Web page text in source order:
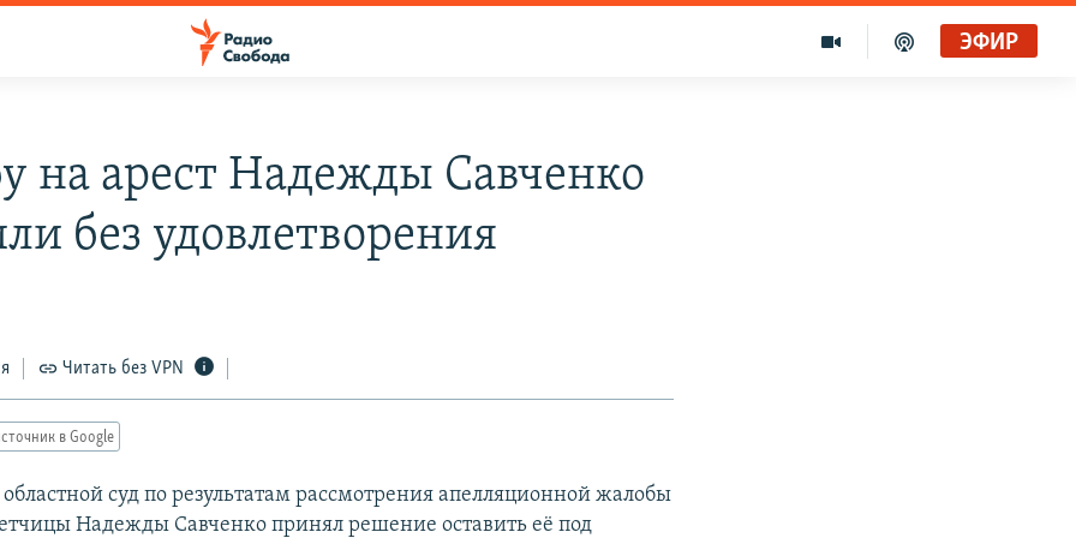
ЭФИР
на арест Надежды Савченко
без удовлетворения
Читать без VPN
в Google
суд по результатам рассмотрения апелляционной жалобы
Надежды Савченко принял решение оставить её под